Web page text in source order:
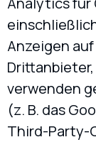
Anzeigen
verwenden
(z. B. das
Third-Party-